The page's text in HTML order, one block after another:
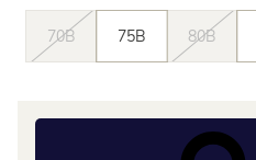
70B 75B 80B